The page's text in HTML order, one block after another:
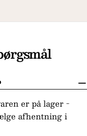
er på lager -
afhentning i